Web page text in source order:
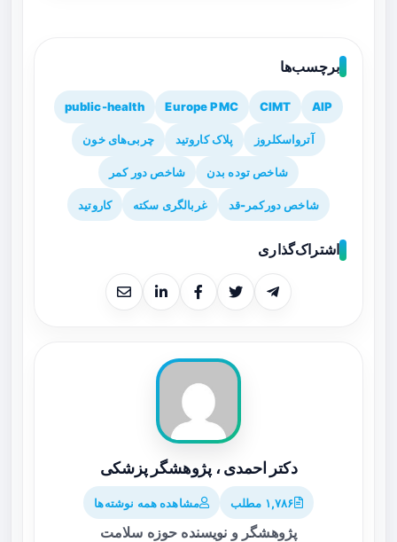
برچسب‌ها
AIP
CIMT
Europe PMC
public-health
آترواسکلروز پلاک کاروتید چربی‌های خون
شاخص توده بدن شاخص دور کمر
شاخص دورکمر-قد غربالگری سکته کاروتید
اشتراک‌گذاری
دکتر احمدی ، پژوهشگر پزشکی
۱,۷۸۶ مطلب مشاهده همه نوشته‌ها
پژوهشگر و نویسنده حوزه سلامت